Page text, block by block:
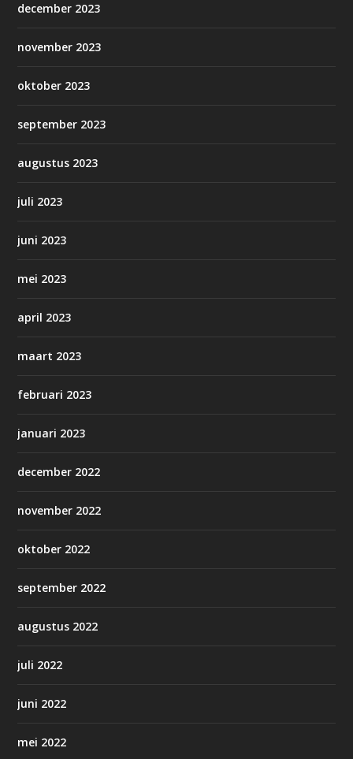
december 2023
november 2023
oktober 2023
september 2023
augustus 2023
juli 2023
juni 2023
mei 2023
april 2023
maart 2023
februari 2023
januari 2023
december 2022
november 2022
oktober 2022
september 2022
augustus 2022
juli 2022
juni 2022
mei 2022